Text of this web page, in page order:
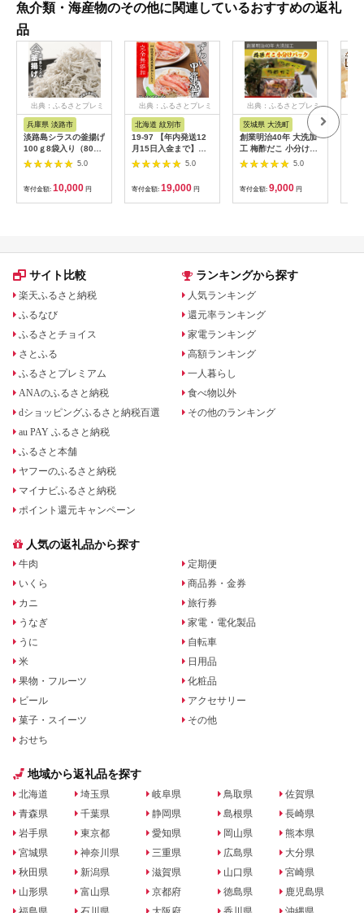
魚介類・海産物のその他に関連しているおすすめの返礼
品
出典：ふるさとプレミ
兵庫県 淡路市
淡路島シラスの釜揚げ
100ｇ8袋入り（800
ｇ） [釜揚げしら
す 釜揚げシラス しら
す 釜揚げしらす]
5.0
寄付金額: 10,000 円
出典：ふるさとプレミ
北海道 紋別市
19-97 【年内発送12
月15日入金まで】ず
わい甲羅盛り 70g(正
味)×4個 【かにみそ
まで完全無添加】 ｜
かに ずわいがに 高品
質 within2025
5.0
寄付金額: 19,000 円
出典：ふるさとプレミ
アム
茨城県 大洗町
創業明治40年 大洗加
工 梅酢だこ 小分け
85ｇ×3パック 茨城県
大洗 たこ 酢蛸 酢 ダ
5.0
寄付金額: 9,000 円
サイト比較
楽天ふるさと納税
ふるなび
ふるさとチョイス
さとふる
ふるさとプレミアム
ANAのふるさと納税
dショッピングふるさと納税百選
au PAY ふるさと納税
ふるさと本舗
ヤフーのふるさと納税
マイナビふるさと納税
ポイント還元キャンペーン
ランキングから探す
人気ランキング
還元率ランキング
家電ランキング
高額ランキング
一人暮らし
食べ物以外
その他のランキング
人気の返礼品から探す
牛肉
いくら
カニ
うなぎ
うに
米
果物・フルーツ
ビール
菓子・スイーツ
おせち
定期便
商品券・金券
旅行券
家電・電化製品
自転車
日用品
化粧品
アクセサリー
その他
地域から返礼品を探す
北海道
青森県
岩手県
宮城県
秋田県
山形県
埼玉県
千葉県
東京都
神奈川県
新潟県
富山県
岐阜県
静岡県
愛知県
三重県
滋賀県
京都府
鳥取県
島根県
岡山県
広島県
山口県
徳島県
佐賀県
長崎県
熊本県
大分県
宮崎県
鹿児島県